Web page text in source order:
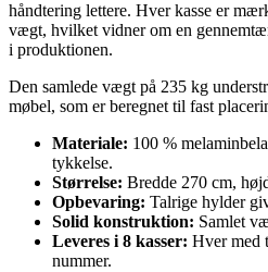
håndtering lettere. Hver kasse er
vægt, hvilket vidner om en
i produktionen.
Den samlede vægt på 235 kg
møbel, som er beregnet til fast
Materiale: 100 %
tykkelse.
Størrelse: Bredde 270 cm,
Opbevaring: Talrige hylder
Solid konstruktion: Samlet
Leveres i 8 kasser: Hver med
nummer.